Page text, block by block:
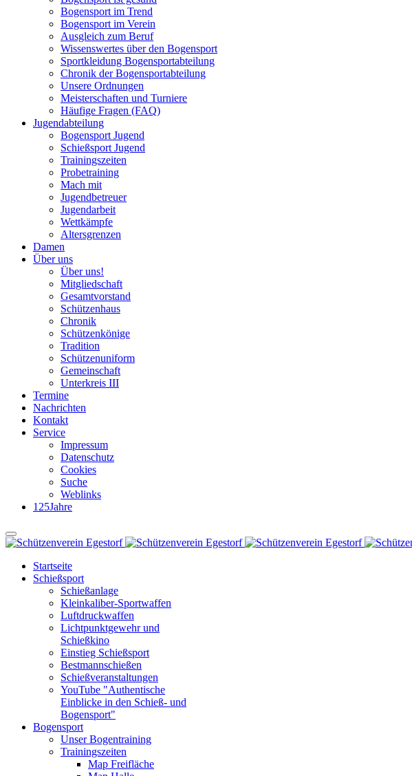
Bogensport im Trend
Bogensport im Verein
Ausgleich zum Beruf
Wissenswertes über den Bogensport
Sportkleidung Bogensportabteilung
Chronik der Bogensportabteilung
Unsere Ordnungen
Meisterschaften und Turniere
Häufige Fragen (FAQ)
Jugendabteilung
Bogensport Jugend
Schießsport Jugend
Trainingszeiten
Probetraining
Mach mit
Jugendbetreuer
Jugendarbeit
Wettkämpfe
Altersgrenzen
Damen
Über uns
Über uns!
Mitgliedschaft
Gesamtvorstand
Schützenhaus
Chronik
Schützenkönige
Tradition
Schützenuniform
Gemeinschaft
Unterkreis III
Termine
Nachrichten
Kontakt
Service
Impressum
Datenschutz
Cookies
Suche
Weblinks
125Jahre
Startseite
Schießsport
Schießanlage
Kleinkaliber-Sportwaffen
Luftdruckwaffen
Lichtpunktgewehr und
Schießkino
Einstieg Schießsport
Bestmannschießen
Schießveranstaltungen
YouTube "Authentische
Einblicke in den Schieß- und
Bogensport"
Bogensport
Unser Bogentraining
Trainingszeiten
Map Freifläche